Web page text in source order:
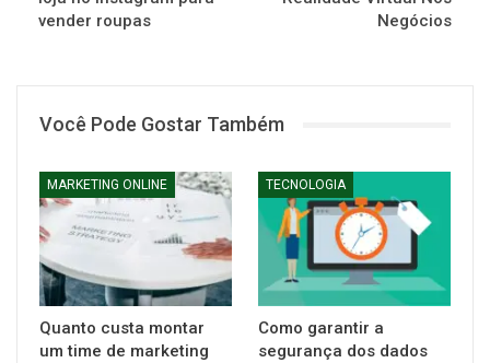
vender roupas
Negócios
Você Pode Gostar Também
MARKETING ONLINE
Quanto custa montar
um time de marketing
TECNOLOGIA
Como garantir a
segurança dos dados